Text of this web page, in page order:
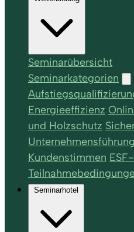
Seminarübersicht
Seminarkategorien
Energieeffizienz
und Holzschutz
Unternehmensführung
Kundenstimmen
Seminarhotel